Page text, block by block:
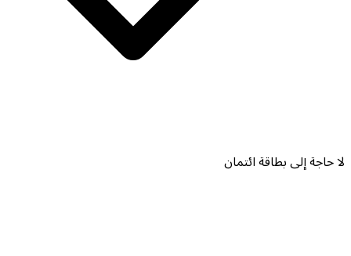
لا حاجة إلى بطاقة ائتمان